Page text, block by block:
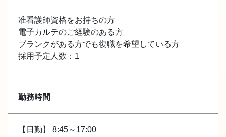
准看護師資格をお持ちの方
電子カルテのご経験のある方
ブランクがある方でも復職を希望している方
採用予定人数：1
勤務時間
【日勤】 8:45～17:00